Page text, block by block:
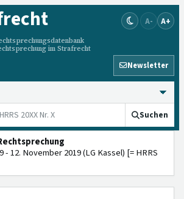
im Strafrecht
A- A+
Newsletter
Suchen
- 12. November 2019 (LG Kassel) [= HRRS